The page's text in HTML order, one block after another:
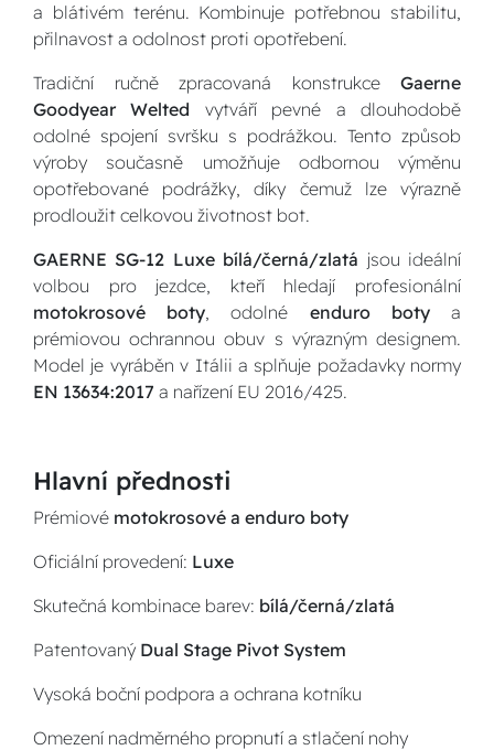
a blátivém terénu. Kombinuje potřebnou stabilitu,
přilnavost a odolnost proti opotřebení.
Tradiční ručně zpracovaná konstrukce Gaerne
Goodyear Welted vytváří pevné a dlouhodobě
odolné spojení svršku s podrážkou. Tento způsob
výroby současně umožňuje odbornou výměnu
opotřebované podrážky, díky čemuž lze výrazně
prodloužit celkovou životnost bot.
GAERNE SG-12 Luxe bílá/černá/zlatá jsou ideální
volbou pro jezdce, kteří hledají profesionální
motokrosové boty, odolné enduro botya
prémiovou ochrannou obuv s výrazným designem.
Model je vyráběn v Itálii a splňuje požadavky normy
EN 13634:2017 a nařízení EU 2016/425.
Hlavní přednosti
Prémiové motokrosové a enduro boty
Oficiální provedení: Luxe
Skutečná kombinace barev: bílá/černá/zlatá
Patentovaný Dual Stage Pivot System
Vysoká boční podpora a ochrana kotníku
Omezení nadměrného propnutí a stlačení nohy